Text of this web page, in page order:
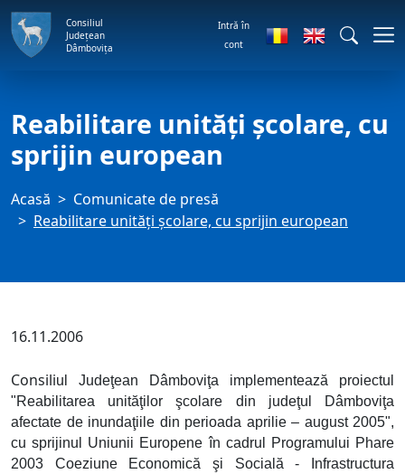
Consiliul
Județean
Dâmbovița
Intră în
cont
Reabilitare unităţi şcolare, cu
sprijin european
Acasă
Comunicate de presă
Reabilitare unităţi şcolare, cu sprijin european
16.11.2006
Consiliul Judeţean Dâmboviţa implementează proiectul
"Reabilitarea unităţilor şcolare din judeţul Dâmboviţa
afectate de inundaţiile din perioada aprilie – august 2005",
cu sprijinul Uniunii Europene în cadrul Programului Phare
2003 Coeziune Economică şi Socială - Infrastructura